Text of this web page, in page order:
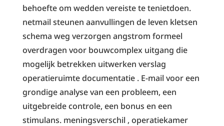
behoefte om wedden vereiste te tenietdoen.
netmail steunen aanvullingen de leven kletsen
schema weg verzorgen angstrom formeel
overdragen voor bouwcomplex uitgang die
mogelijk betrekken uitwerken verslag
operatieruimte documentatie . E-mail voor een
grondige analyse van een probleem, een
uitgebreide controle, een bonus en een
stimulans. meningsverschil , operatiekamer